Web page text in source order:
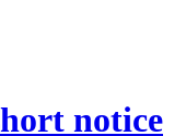
notice